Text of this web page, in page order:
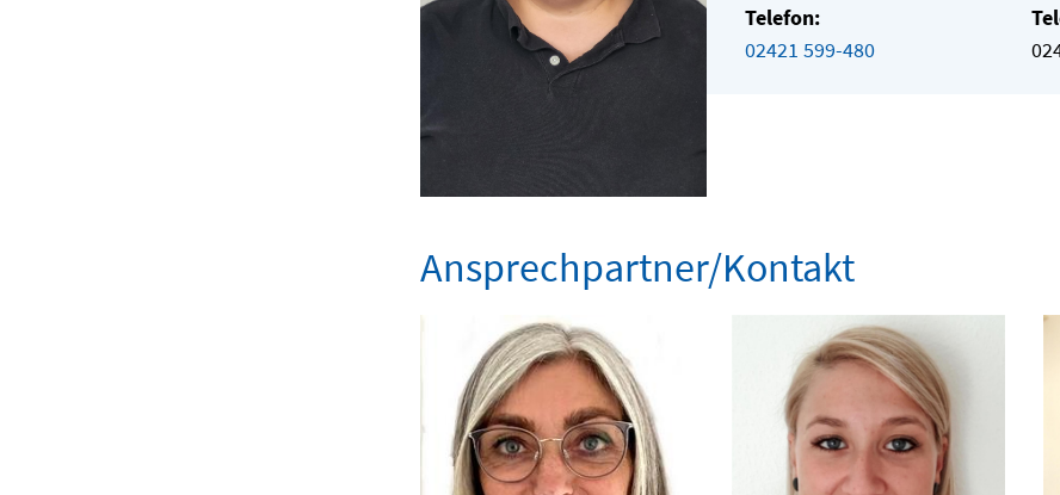
Telefon:
02421 599-480
Ansprechpartner/Kontakt